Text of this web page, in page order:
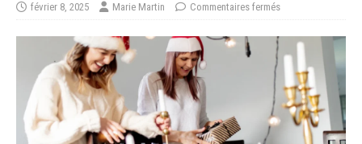
février 8, 2025 Marie Martin Commentaires fermés